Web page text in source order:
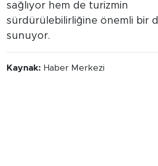
sağlıyor hem de turizmin
sürdürülebilirliğine önemli bir
sunuyor.
Kaynak: Haber Merkezi